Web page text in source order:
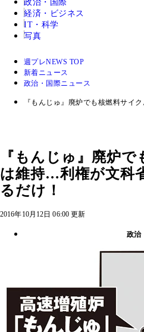
政治・国際
経済・ビジネス
IT・科学
写真
週プレNEWS TOP
新着ニュース
政治・国際ニュース
『もんじゅ』廃炉でも核燃料サイ
『もんじゅ』廃炉
は維持…利権が文科
るだけ！
2016年10月12日 06:00 更新
政治